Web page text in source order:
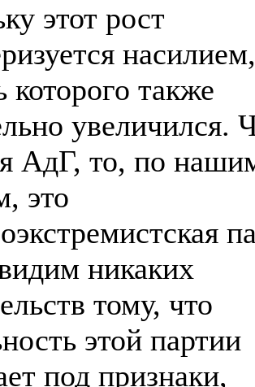
этот рост
насилием,
которого также
увеличился.
АдГ, то, по
это
никаких
тому, что
этой партии
под признаки,